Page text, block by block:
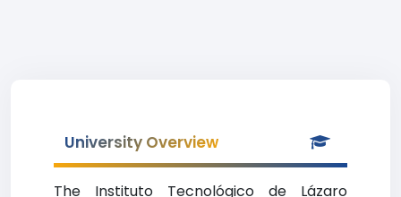
University Overview
The Instituto Tecnológico de Lázaro